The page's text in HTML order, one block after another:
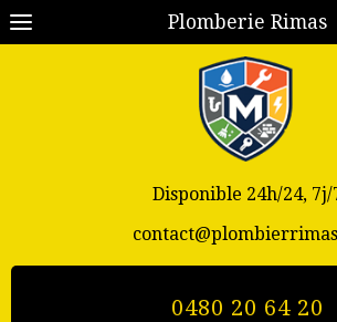
Plomberie Rimas
Disponible 24h/24, 7j/
0480 20 64 20